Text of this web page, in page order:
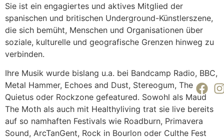
Sie ist ein engagiertes und aktives Mitglied der
spanischen und britischen Underground-Künstlerszene,
die sich bemüht, Menschen und Organisationen über
soziale, kulturelle und geografische Grenzen hinweg zu
verbinden.
Ihre Musik wurde bislang u.a. bei Bandcamp Radio, BBC,
Metal Hammer, Echoes and Dust, Stereogum, The
Quietus oder Rockzone gefeatured. Sowohl als Maud
The Moth als auch mit Healthyliving trat sie live bereits
auf so namhaften Festivals wie Roadburn, Primavera
Sound, ArcTanGent, Rock in Bourlon oder Culthe Fest